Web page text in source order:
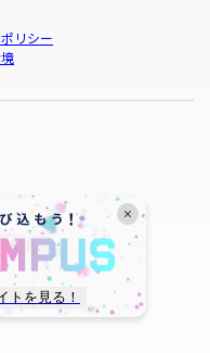
トを見る！
リシー
Rights Reserved.